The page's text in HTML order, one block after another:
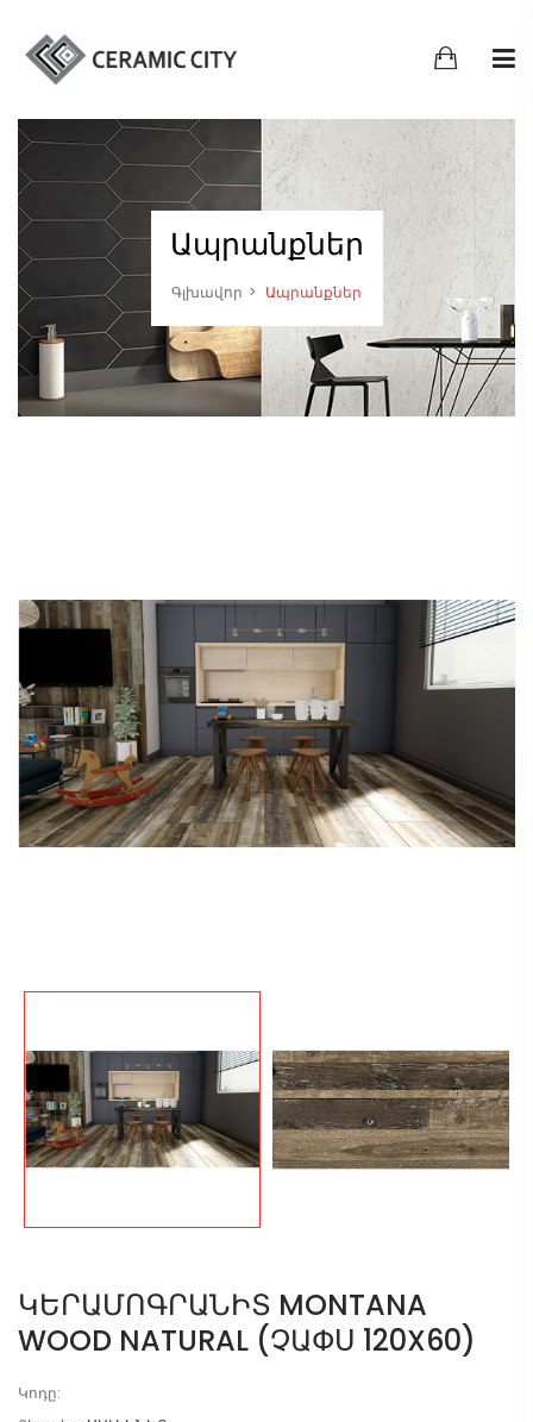
Ապրանքներ
Գլխավոր Ապրանքներ
ԿԵՐԱՄՈԳՐԱՆԻՏ MONTANA
WOOD NATURAL (ՉԱՓՍ 120X60)
Կոդը: